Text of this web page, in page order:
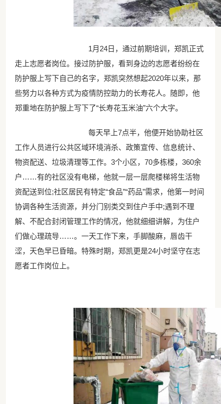
1月24日，通过前期培训，郑凯正式
走上志愿者岗位。接过防护服，看到身边的志愿者纷纷在
防护服上写下自己的名字，郑凯突然想起2020年以来，那
些努力以各种方式为疫情防控助力的长寿花人。随即，他
郑重地在防护服上写下了“长寿花玉米油”六个大字。
每天早上7点半，他便开始协助社区
工作人员进行公共区域环境消杀、政策宣传、信息统计、
物资配送、垃圾清理等工作。3个小区，70多栋楼，360余
户……有的社区没有电梯，他就一层一层爬楼梯将生活物
资配送到位;社区居民有特定“食品”“药品”需求，他第一时间
协调各种生活资源，并分门别类交到住户手中;遇到不理
解、不配合封闭管理工作的情况，他就细细讲解，为住户
们做心理疏导……。一天工作下来，手脚酸麻，唇齿干
涩，天色早已昏暗。特殊时期，郑凯更是24小时坚守在志
愿者工作岗位上。